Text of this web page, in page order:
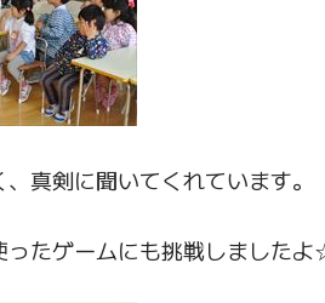
真剣に聞いてくれています。
ったゲームにも挑戦しました